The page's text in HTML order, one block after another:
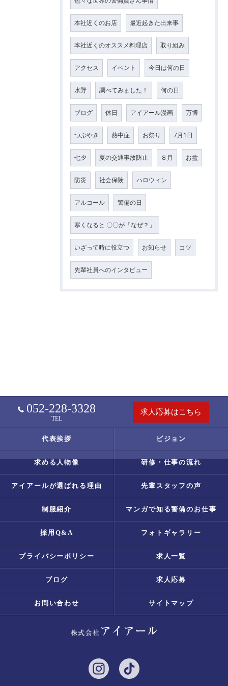
本社近くのお店 最近起きた出来事
本社近くのオススメ料理店 取り組み
アクセス イベント 今日は何の日
水野 調べてみました！ 何の日
ブログ 休日 アイアール漫画 万博
つぶやき 熱中症 お祭り 7月1日
七夕 夏の交通事故防止 ８月 お盆
防災 社会保険 ハロウィン
アルコール 警備の日
寒くなると 〇〇が「なぜ？」
いざって時に役立つ お知らせ コツ
先輩社員へのインタビュー
052-228-3328
TEL
求人応募はこちら
代表挨拶 ビジョン
求める人物像 研修・仕事の流れ
アイアールが選ばれる理由 先輩スタッフの声
制服紹介 マンガで知る警備のお仕事
採用Q&A フォトギャラリー
プライバシーポリシー 求人一覧
ブログ 求人応募
お問い合わせ サイトマップ